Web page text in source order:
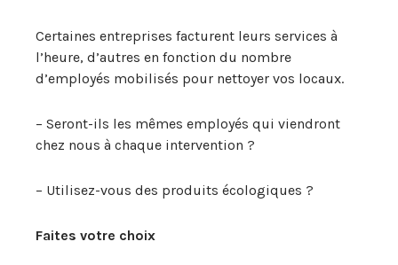
Certaines entreprises facturent leurs services à
l’heure, d’autres en fonction du nombre
d’employés mobilisés pour nettoyer vos locaux.
– Seront-ils les mêmes employés qui viendront
chez nous à chaque intervention ?
– Utilisez-vous des produits écologiques ?
Faites votre choix